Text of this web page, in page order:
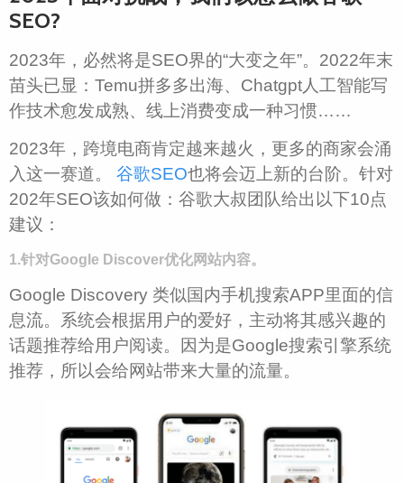
SEO?
2023年，必然将是SEO界的“大变之年”。2022年末
苗头已显：Temu拼多多出海、Chatgpt人工智能写
作技术愈发成熟、线上消费变成一种习惯……
2023年，跨境电商肯定越来越火，更多的商家会涌
入这一赛道。 谷歌SEO也将会迈上新的台阶。针对
202年SEO该如何做：谷歌大叔团队给出以下10点
建议：
1.针对Google Discover优化网站内容。
Google Discovery 类似国内手机搜索APP里面的信
息流。系统会根据用户的爱好，主动将其感兴趣的
话题推荐给用户阅读。因为是Google搜索引擎系统
推荐，所以会给网站带来大量的流量。